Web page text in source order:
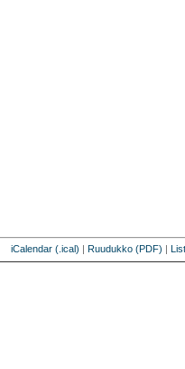
iCalendar (.ical) | Ruudukko (PDF) |